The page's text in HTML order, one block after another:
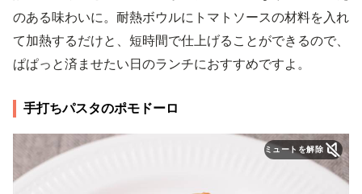
のある味わいに。耐熱ボウルにトマトソースの材料を入れ
て加熱するだけと、短時間で仕上げることができるので、
ぱぱっと済ませたい日のランチにおすすめですよ。
手打ちパスタのポモドーロ
ミュートを解除